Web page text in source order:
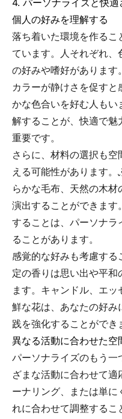
4. パーソナライズと快適
個人の好みを理解する
落ち着いた環境を作るこ
ています。人それぞれ
の好みや嗜好がありま
カラーが静けさを促す
かな色合いを好む人もい
解することが、快適で魅
重要です。
さらに、材料の選択も
える可能性があります
らかな毛布、天然の木
演出することができます
することは、パーソナラ
ることがあります。
感覚的な好みも考慮す
定の香りは思い出や平和
ます。キャンドル、エ
鮮な花は、あなたの好み
践を強化することができ
異なる活動に合わせた空
パーソナライズのもう一
ざまな活動に合わせて
ーナリング、または単
れに合わせて調整するこ